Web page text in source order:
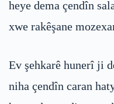
heye dema çendîn
xwe rakêşane
Ev şehkarê hunerî ji
niha çendîn caran